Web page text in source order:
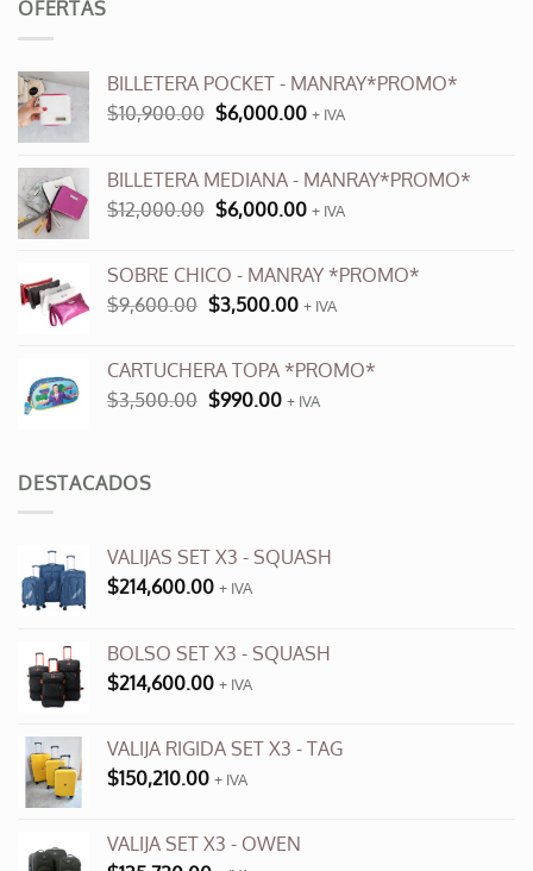
OFERTAS
BILLETERA POCKET - MANRAY*PROMO*
$10,900.00 El
era:
$10,900.00.
$6,000.00El
es:
$6,000.00.
+ IVA
BILLETERA MEDIANA - MANRAY*PROMO*
$12,000.00 El
era:
$12,000.00.
$6,000.00El
es:
$6,000.00.
+ IVA
SOBRE CHICO - MANRAY *PROMO*
$9,600.00 El
era:
$9,600.00.
$3,500.00El
es:
$3,500.00.
+ IVA
CARTUCHERA TOPA *PROMO*
$3,500.00 El
$990.00El+ IVA
DESTACADOS
VALIJAS SET X3 - SQUASH
$214,600.00 + IVA
BOLSO SET X3 - SQUASH
$214,600.00 + IVA
VALIJA RIGIDA SET X3 - TAG
$150,210.00 + IVA
VALIJA SET X3 - OWEN